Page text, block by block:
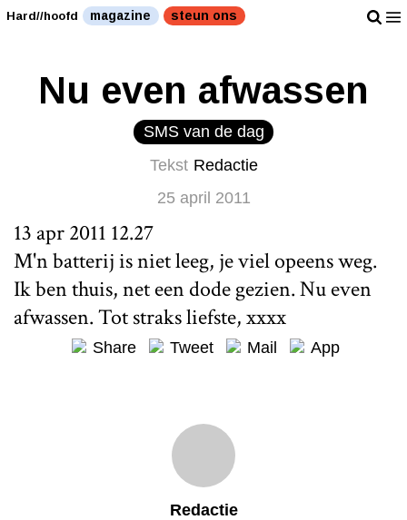
Hard//hoofd magazine steun ons
Nu even afwassen
SMS van de dag
Tekst Redactie
25 april 2011
13 apr 2011 12.27
M'n batterij is niet leeg, je viel opeens weg.
Ik ben thuis, net een dode gezien. Nu even
afwassen. Tot straks liefste, xxxx
Share Tweet Mail App
Redactie